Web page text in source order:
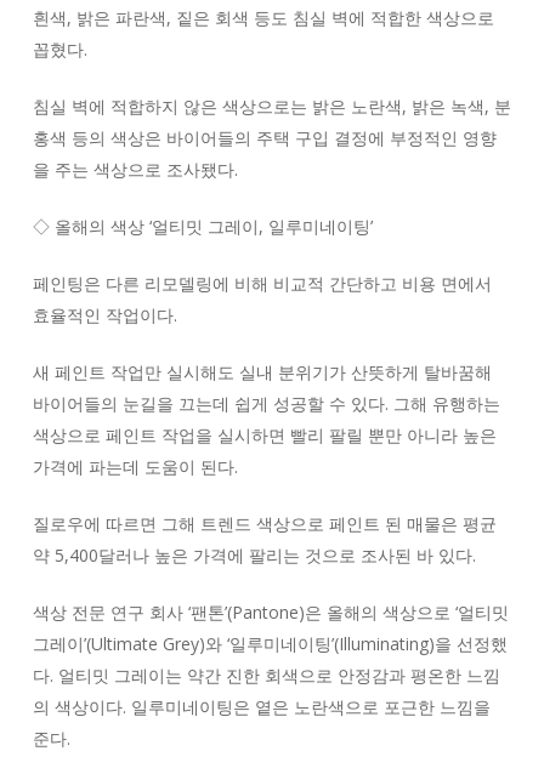
흰색, 밝은 파란색, 짙은 회색 등도 침실 벽에 적합한 색상으로
꼽혔다.
침실 벽에 적합하지 않은 색상으로는 밝은 노란색, 밝은 녹색, 분
홍색 등의 색상은 바이어들의 주택 구입 결정에 부정적인 영향
을 주는 색상으로 조사됐다.
◇ 올해의 색상 ‘얼티밋 그레이, 일루미네이팅’
페인팅은 다른 리모델링에 비해 비교적 간단하고 비용 면에서
효율적인 작업이다.
새 페인트 작업만 실시해도 실내 분위기가 산뜻하게 탈바꿈해
바이어들의 눈길을 끄는데 쉽게 성공할 수 있다. 그해 유행하는
색상으로 페인트 작업을 실시하면 빨리 팔릴 뿐만 아니라 높은
가격에 파는데 도움이 된다.
질로우에 따르면 그해 트렌드 색상으로 페인트 된 매물은 평균
약 5,400달러나 높은 가격에 팔리는 것으로 조사된 바 있다.
색상 전문 연구 회사 ‘팬톤’(Pantone)은 올해의 색상으로 ‘얼티밋
그레이’(Ultimate Grey)와 ‘일루미네이팅’(Illuminating)을 선정했
다. 얼티밋 그레이는 약간 진한 회색으로 안정감과 평온한 느낌
의 색상이다. 일루미네이팅은 옅은 노란색으로 포근한 느낌을
준다.